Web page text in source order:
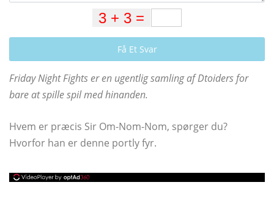
Få Et Svar
Friday Night Fights er en ugentlig samling af Dtoiders for
bare at spille spil med hinanden.
Hvem er præcis Sir Om-Nom-Nom, spørger du?
Hvorfor han er denne portly fyr.